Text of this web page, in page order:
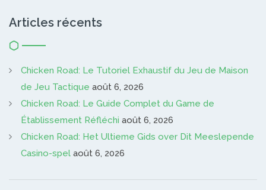
Articles récents
Chicken Road: Le Tutoriel Exhaustif du Jeu de Maison
de Jeu Tactique août 6, 2026
Chicken Road: Le Guide Complet du Game de
Établissement Réfléchi août 6, 2026
Chicken Road: Het Ultieme Gids over Dit Meeslepende
Casino-spel août 6, 2026